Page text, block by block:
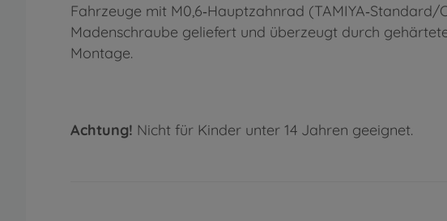
Fahrzeuge mit M0,6‑Hauptzahnrad
Madenschraube geliefert und überzeugt durch
Montage.
Achtung! Nicht für Kinder unter 14 Jahren geeignet.